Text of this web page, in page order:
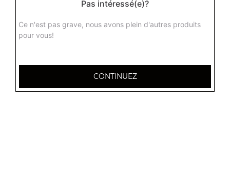
Pas intéressé(e)?
Ce n'est pas grave, nous avons plein d'autres produits
pour vous!
CONTINUEZ